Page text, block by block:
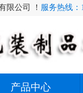
限公司 ！ 服务热线：
产品中心